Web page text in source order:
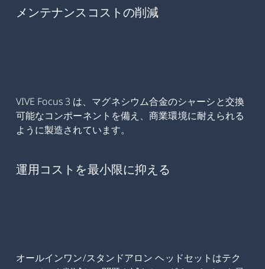
メンテナンスコストの削減
VIVE Focus 3 は、マグネシウム合金のシャーシと交換
可能なコンポーネントを備え、商業環境に耐えられる
ように製造されています。
運用コストを最小限に抑える
オールインワン/スタンドアロン ヘッドセットはテク